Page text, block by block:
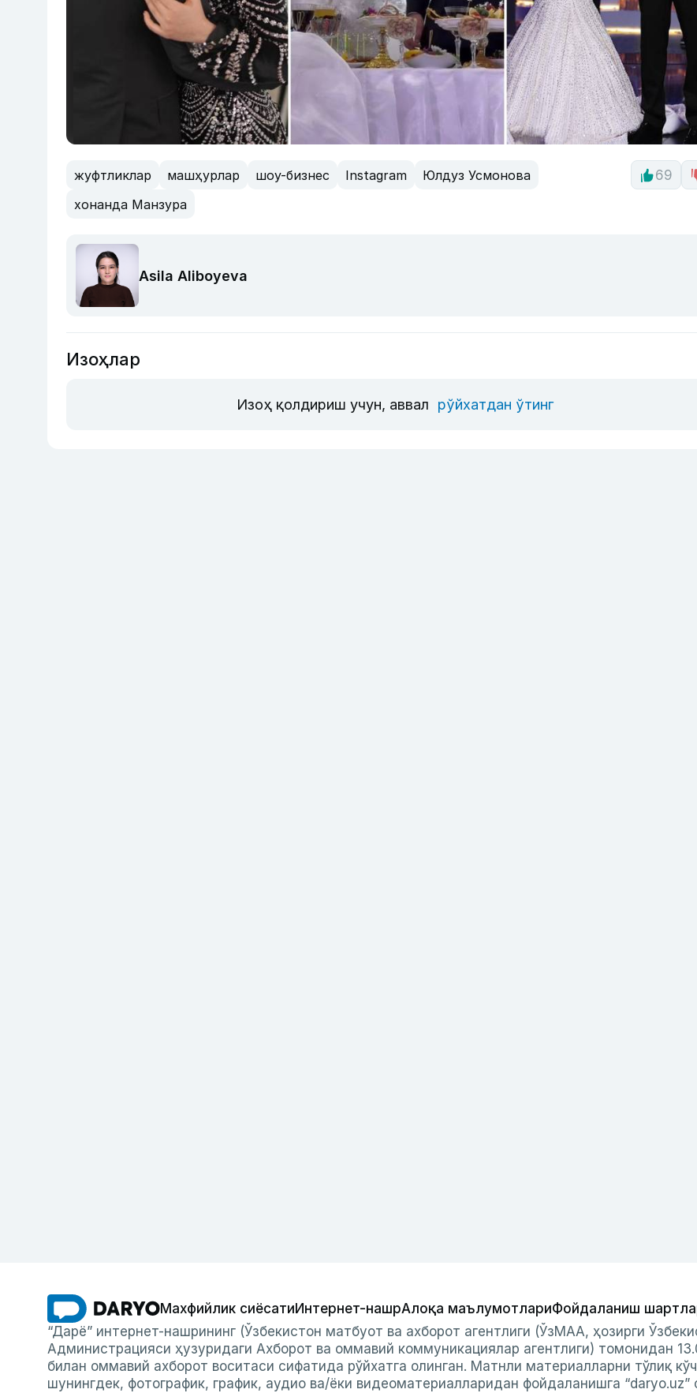
жуфтликлар машҳурлар шоу-бизнес Instagram
Юлдуз Усмонова
хонанда Манзура
69
Asila Aliboyeva
Изоҳлар
Изоҳ қолдириш учун, аввал рўйхатдан ўтинг
Махфийлик сиёсатиИнтернет-нашрАлоқа маълумотлариФойдаланиш
“Дарё” интернет-нашрининг (Ўзбекистон матбуот ва ахборот агентлиги (ЎзМАА, ҳозирги
Администрацияси ҳузуридаги Ахборот ва оммавий коммуникациялар агентлиги) томонидан
билан оммавий ахборот воситаси сифатида рўйхатга олинган. Матнли материалларни тўлиқ
шунингдек, фотографик, график, аудио ва/ёки видеоматериалларидан фойдаланишга “daryo.uz”